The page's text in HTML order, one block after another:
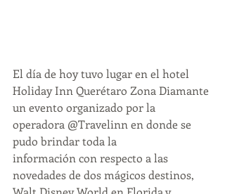
El día de hoy tuvo lugar en el hotel
Holiday Inn Querétaro Zona Diamante
un evento organizado por la
operadora @Travelinn en donde se
pudo brindar toda la
información con respecto a las
novedades de dos mágicos destinos,